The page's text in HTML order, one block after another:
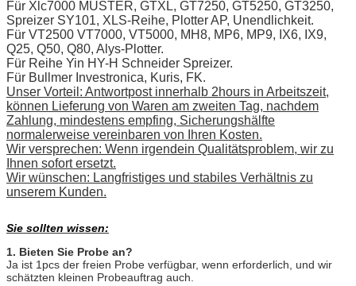
Für Xlc7000 MUSTER, GTXL, GT7250, GT5250, GT3250,
Spreizer SY101, XLS-Reihe, Plotter AP, Unendlichkeit.
Für VT2500 VT7000, VT5000, MH8, MP6, MP9, IX6, IX9,
Q25, Q50, Q80, Alys-Plotter.
Für Reihe Yin HY-H Schneider Spreizer.
Für Bullmer Investronica, Kuris, FK.
Unser Vorteil: Antwortpost innerhalb 2hours in Arbeitszeit,
können Lieferung von Waren am zweiten Tag, nachdem
Zahlung, mindestens empfing, Sicherungshälfte
normalerweise vereinbaren von Ihren Kosten.
Wir versprechen: Wenn irgendein Qualitätsproblem, wir zu
Ihnen sofort ersetzt.
Wir wünschen: Langfristiges und stabiles Verhältnis zu
unserem Kunden.
Sie sollten wissen:
1. Bieten Sie Probe an?
Ja ist 1pcs der freien Probe verfügbar, wenn erforderlich, und wir
schätzten kleinen Probeauftrag auch.